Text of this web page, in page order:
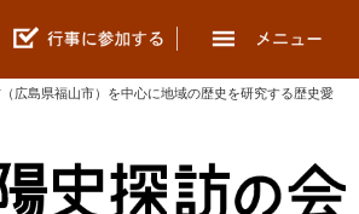
広島県福山市）を中心に地域の歴史を研究する歴史愛